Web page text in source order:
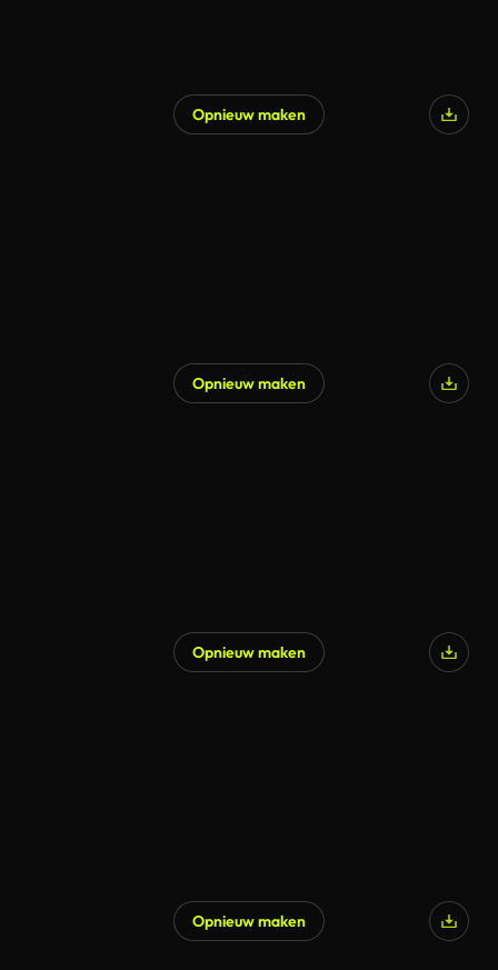
Opnieuw maken
Opnieuw maken
Opnieuw maken
Opnieuw maken